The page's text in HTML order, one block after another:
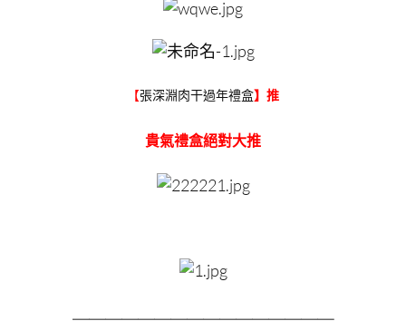
【張深淵肉干過年禮盒】推
貴氣禮盒絕對大推